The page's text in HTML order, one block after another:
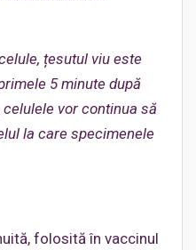
țesutul viu este
5 minute după
vor continua să
la care specimenele
folosită în vaccinul